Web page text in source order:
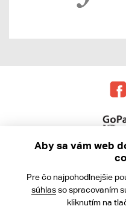
Ochrana
Aby sa vám web
Pre čo najpohodlnejšie
súhlasso spracovaním
kliknutím na